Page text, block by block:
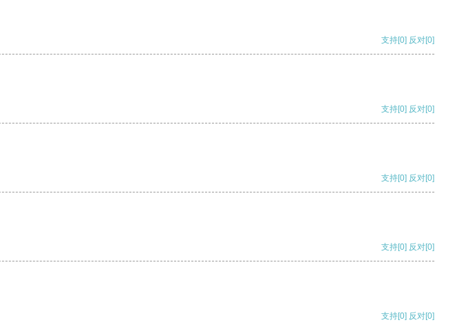
支持[0] 反对[0]
支持[0] 反对[0]
支持[0] 反对[0]
支持[0] 反对[0]
支持[0] 反对[0]